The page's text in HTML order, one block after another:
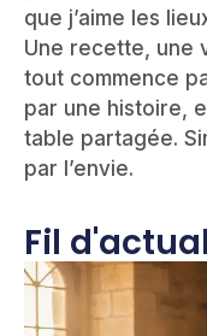
que j’aime les
Une recette, une
tout commence
par une histoire,
table partagée.
par l’envie.
Fil